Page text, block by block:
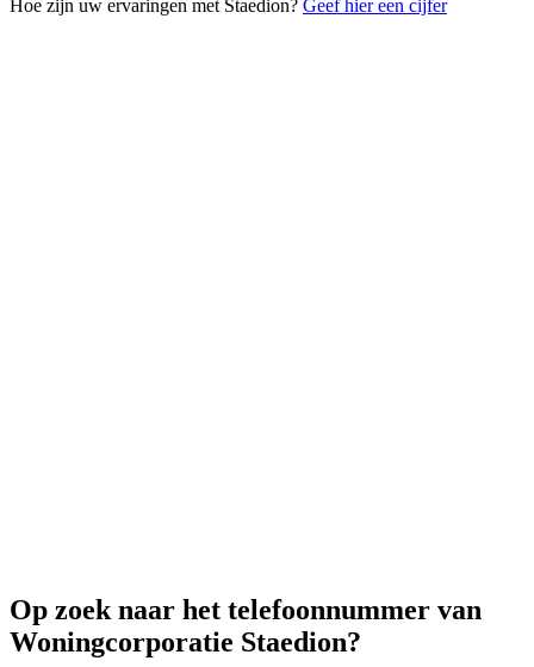
Hoe zijn uw ervaringen met Staedion? Geef hier een cijfer
Op zoek naar het telefoonnummer van
Woningcorporatie Staedion?